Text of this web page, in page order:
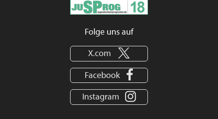
Folge uns auf
X.com
Facebook
Instagram